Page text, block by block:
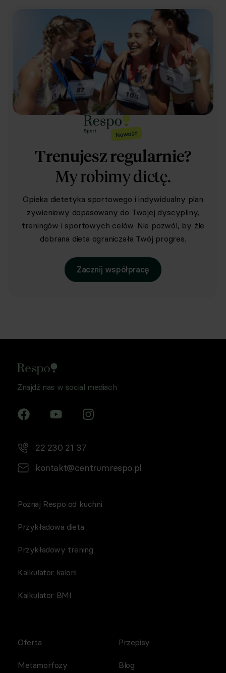
Trenujesz regularnie?
My robimy dietę.
Opieka dietetyka sportowego i indywidualny plan
żywieniowy dopasowany do Twojej dyscypliny,
treningów i sportowych celów. Nie pozwól, by źle
dobrana dieta ograniczała Twój progres.
Zacznij współpracę
Znajdź nas w social mediach
22 230 21 37
kontakt@centrumrespo.pl
Poznaj Respo od kuchni
Przykładowa dieta
Przykładowy trening
Kalkulator kalorii
Kalkulator BMI
Oferta
Metamorfozy
Przepisy
Blog